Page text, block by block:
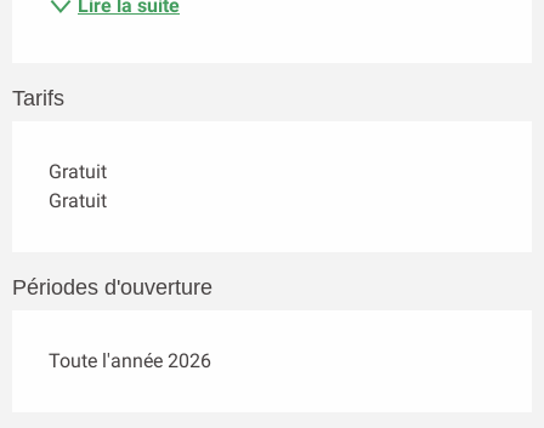
Lire la suite
Tarifs
Gratuit
Gratuit
Périodes d'ouverture
Toute l'année 2026